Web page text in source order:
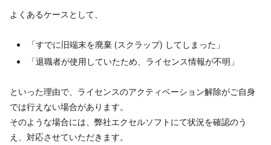
よくあるケースとして、
「すでに旧端末を廃棄 (スクラップ) してしまった」
「退職者が使用していたため、ライセンス情報が不明」
といった理由で、ライセンスのアクティベーション解除がご自身
では行えない場合があります。
そのような場合には、弊社エクセルソフトにて状況を確認のう
え、対応させていただきます。